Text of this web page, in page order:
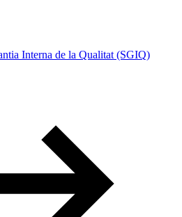
Interna de la Qualitat (SGIQ)